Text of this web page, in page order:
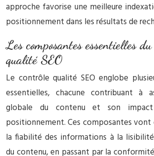
approche favorise une meilleure
positionnement dans les résultats de
Les composantes essentielles
qualité SEO
Le contrôle qualité SEO englobe
essentielles, chacune contribuant à
globale du contenu et son
positionnement. Ces composantes
la fiabilité des informations à la
du contenu, en passant par la